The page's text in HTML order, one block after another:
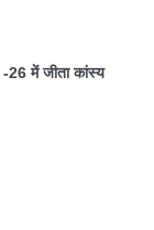
-26 में जीता कांस्य